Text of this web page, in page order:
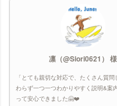
凛（@Siori0621） 様
「とても親切な対応で、たくさん質
わらず一つ一つわかりやすく説明&案
って安心できました🤗❤️